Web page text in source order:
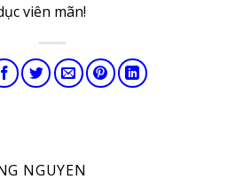
viên mãn!
NGUYEN